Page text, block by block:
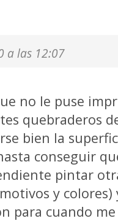
a las 12:07
no le puse
quebraderos
bien la
conseguir
pintar
y
para cuando